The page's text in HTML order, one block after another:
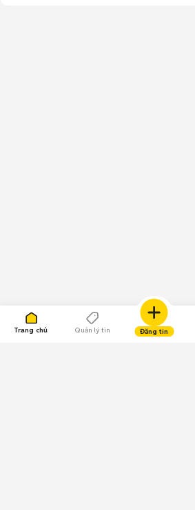
Trang chủ Quản lý tin Đăng tin